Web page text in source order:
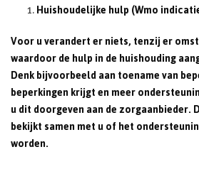
Huishoudelijke hulp (Wmo
Voor u verandert er niets, tenzij er
waardoor de hulp in de huishouding
Denk bijvoorbeeld aan toename van
beperkingen krijgt en meer
u dit doorgeven aan de zorgaanbieder.
bekijkt samen met u of het
worden.